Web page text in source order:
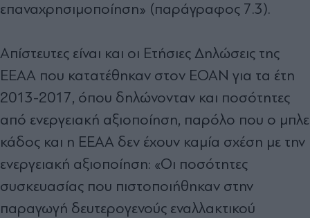
επαναχρησιµοποίηση» (παράγραφος 7.3).
Απίστευτες είναι και οι Ετήσιες ∆ηλώσεις της
ΕΕΑΑ που κατατέθηκαν στον ΕΟΑΝ για τα έτη
2013-2017, όπου δηλώνονταν και ποσότητες
από ενεργειακή αξιοποίηση, παρόλο που ο µπλε
κάδος και η ΕΕΑΑ δεν έχουν καµία σχέση µε την
ενεργειακή αξιοποίηση: «Οι ποσότητες
συσκευασίας που πιστοποιήθηκαν στην
παραγωγή δευτερογενούς εναλλακτικού